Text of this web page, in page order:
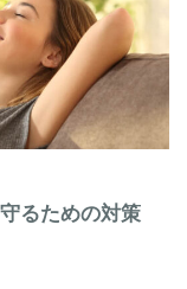
るための対策